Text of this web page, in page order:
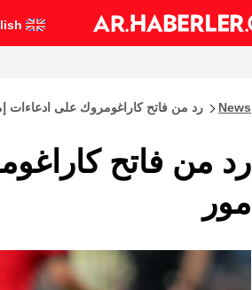
News رد من فاتح كاراغومروك على ادعاءات
رد من فاتح
مور